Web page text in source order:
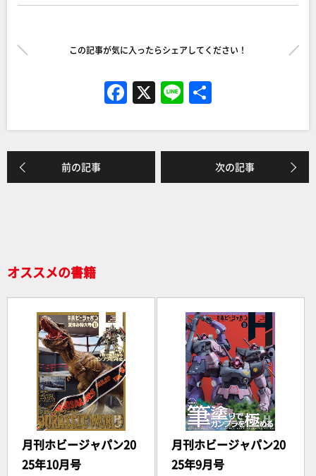
この記事が気に入ったらシェアしてください！
F
a
c
e
b
X Li
n
e
前の記事 次の記事
オススメの書籍
月刊ホビージャパン20
25年10月号
月刊ホビージャパン20
25年9月号